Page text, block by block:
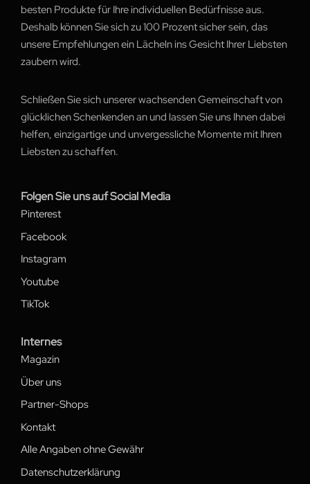
besten Produkte für Ihre individuellen Bedürfnisse aus.
Deshalb können Sie sich zu 100 Prozent sicher sein, das
unsere Empfehlungen ein Lächeln ins Gesicht Ihrer Liebsten
zaubern wird.
Schließen Sie sich unserer wachsenden Gemeinschaft von
glücklichen Schenkenden an und lassen Sie uns Ihnen dabei
helfen, einzigartige und unvergessliche Momente mit Ihren
Liebsten zu schaffen.
Folgen Sie uns auf Social Media
Pinterest
Facebook
Instagram
Youtube
TikTok
Internes
Magazin
Über uns
Partner-Shops
Kontakt
Alle Angaben ohne Gewähr
Datenschutzerklärung